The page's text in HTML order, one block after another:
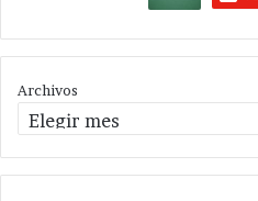
Archivos